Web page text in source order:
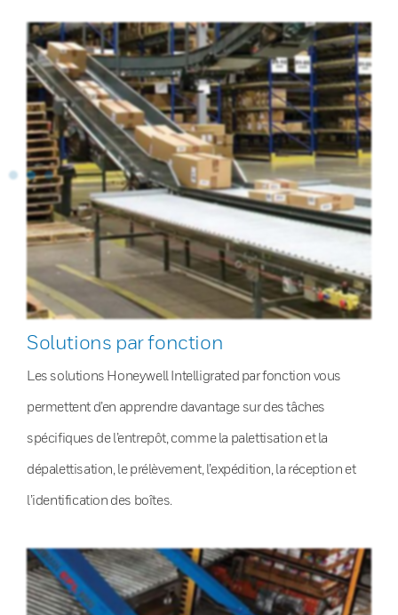
Solutions par fonction
Les solutions Honeywell Intelligrated par fonction vous
permettent d’en apprendre davantage sur des tâches
spécifiques de l’entrepôt, comme la palettisation et la
dépalettisation, le prélèvement, l’expédition, la réception et
l’identification des boîtes.